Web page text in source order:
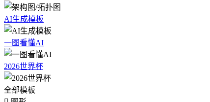
AI生成模板
一图看懂AI
2026世界杯
全部模板